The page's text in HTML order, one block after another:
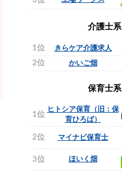
介護士系
1位 きらケア介護求人
2位 かいご畑
保育士系
1位
ヒトシア保育（旧：保
育ひろば）
2位 マイナビ保育士
3位 ほいく畑